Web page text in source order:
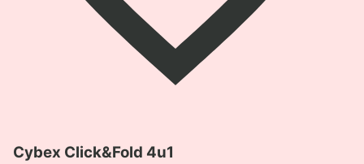
proizvod
Cybex Click&Fold 4u1